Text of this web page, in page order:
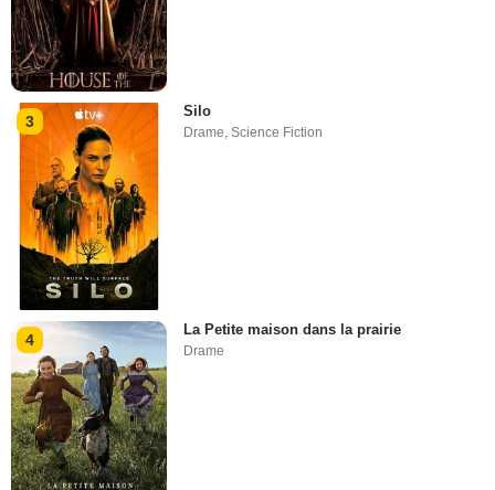
3
Silo
Drame,Science Fiction
4
La Petite maison dans la prairie
Drame